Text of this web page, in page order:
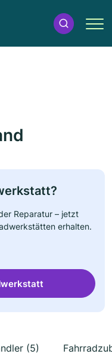
Reparatur – jetzt
erhalten.
(5)